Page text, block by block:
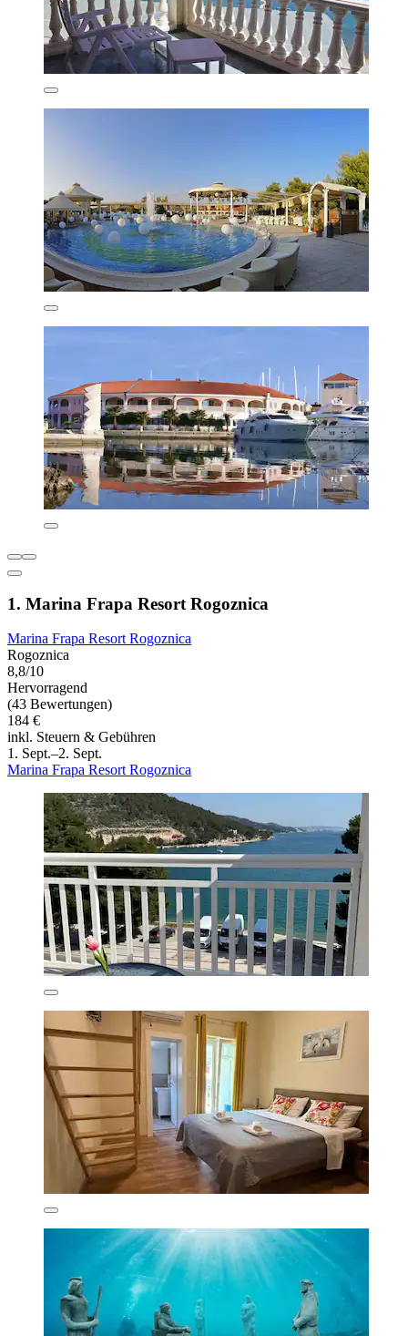
1. Marina Frapa Resort Rogoznica
Marina Frapa Resort Rogoznica
Rogoznica
8,8/10
Hervorragend
(43 Bewertungen)
184 €
inkl. Steuern & Gebühren
1. Sept.–2. Sept.
Marina Frapa Resort Rogoznica